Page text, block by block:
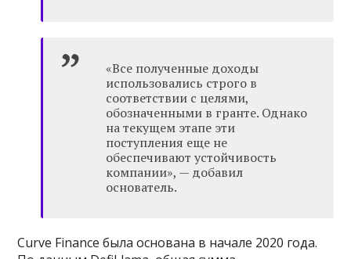
«Все полученные доходы
использовались строго в
соответствии с целями,
обозначенными в гранте. Однако
на текущем этапе эти
поступления еще не
обеспечивают устойчивость
компании», — добавил
основатель.
Curve Finance была основана в начале 2020 года.